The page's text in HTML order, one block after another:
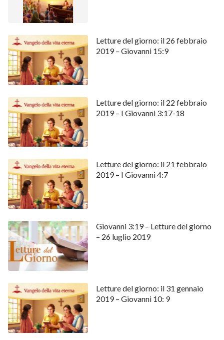
Letture del giorno: il 26 febbraio
2019 – Giovanni 15:9
Letture del giorno: il 22 febbraio
2019 – I Giovanni 3:17-18
Letture del giorno: il 21 febbraio
2019 – I Giovanni 4:7
Giovanni 3:19 – Letture del giorno
– 26 luglio 2019
Letture del giorno: il 31 gennaio
2019 – Giovanni 10: 9